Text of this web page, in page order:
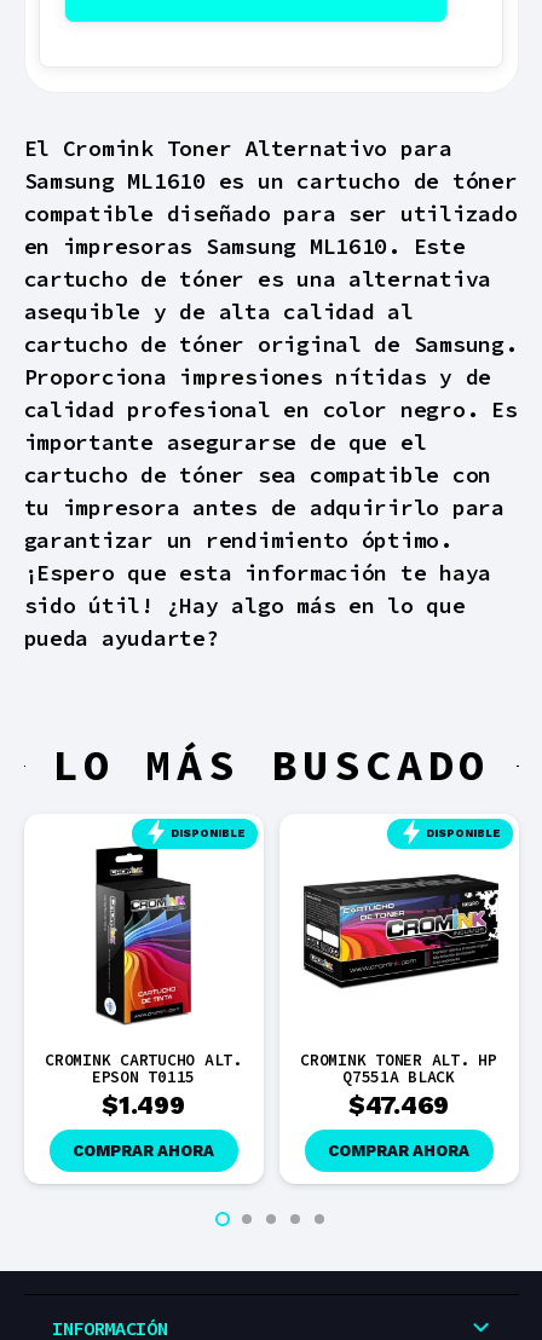
El Cromink Toner Alternativo para
Samsung ML1610 es un cartucho de tóner
compatible diseñado para ser utilizado
en impresoras Samsung ML1610. Este
cartucho de tóner es una alternativa
asequible y de alta calidad al
cartucho de tóner original de Samsung.
Proporciona impresiones nítidas y de
calidad profesional en color negro. Es
importante asegurarse de que el
cartucho de tóner sea compatible con
tu impresora antes de adquirirlo para
garantizar un rendimiento óptimo.
¡Espero que esta información te haya
sido útil! ¿Hay algo más en lo que
pueda ayudarte?
LO MÁS BUSCADO
DISPONIBLE
CROMINK CARTUCHO ALT.
EPSON T0115
$1.499
COMPRAR AHORA
DISPONIBLE
CROMINK TONER ALT. HP
Q7551A BLACK
$47.469
COMPRAR AHORA
INFORMACIÓN